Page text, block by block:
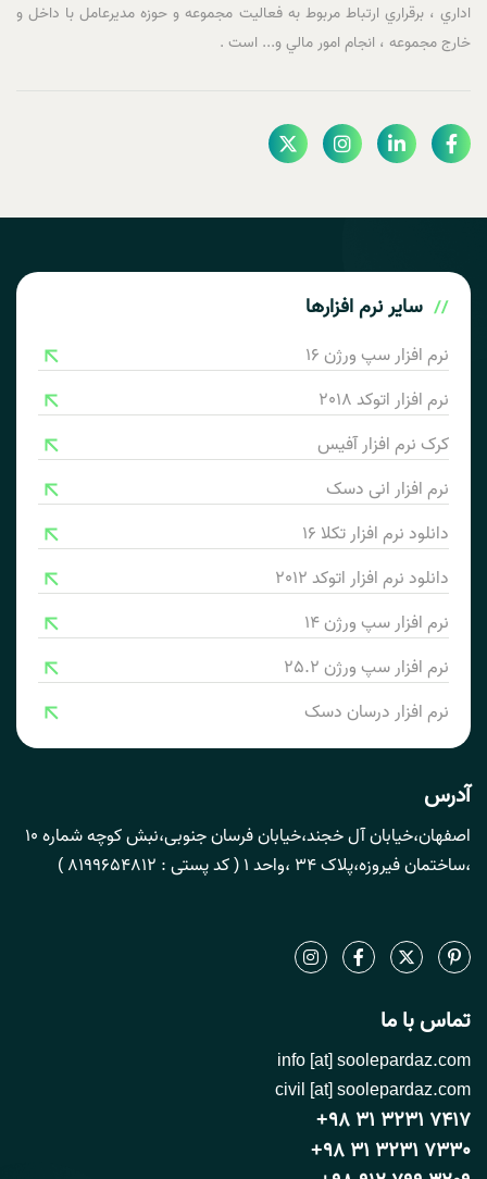
اداري ، برقراري ارتباط مربوط به فعاليت مجموعه و حوزه مديرعامل با داخل و
خارج مجموعه ، انجام امور مالي و... است .
سایرنرم افزارها
نرم افزار سپ ورژن 16
نرم افزار اتوکد 2018
کرک نرم افزار آفیس
نرم افزار انی دسک
دانلود نرم افزار تکلا 16
دانلود نرم افزار اتوکد 2012
نرم افزار سپ ورژن 14
نرم افزار سپ ورژن 25.2
نرم افزار درسان دسک
آدرس
اصفهان،خیابان آل خجند،خیابان فرسان جنوبی،نبش کوچه شماره 10
،ساختمان فیروزه،پلاک 34 ،واحد 1 ( کد پستی : 8199654812 )
تماس با ما
info [at] soolepardaz.com
civil [at] soolepardaz.com
+98 31 3231 7417
+98 31 3231 7330